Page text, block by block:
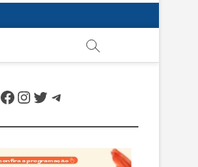
Facebook
Instagram
Twitter
Telegram